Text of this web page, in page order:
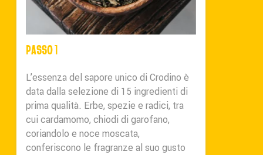
PASSO 1
L’essenza del sapore unico di Crodino è
data dalla selezione di 15 ingredienti di
prima qualità. Erbe, spezie e radici, tra
cui cardamomo, chiodi di garofano,
coriandolo e noce moscata,
conferiscono le fragranze al suo gusto